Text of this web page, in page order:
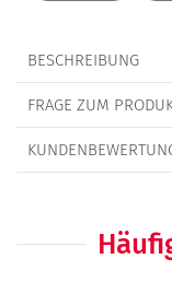
BESCHREIBUNG
FRAGE ZUM